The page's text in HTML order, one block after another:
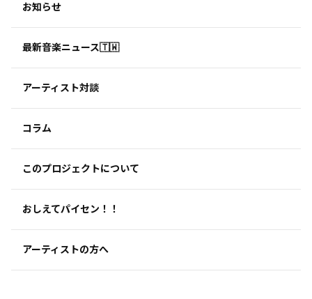
お知らせ
最新音楽ニュース🇹🇼
アーティスト対談
コラム
このプロジェクトについて
おしえてパイセン！！
アーティストの方へ